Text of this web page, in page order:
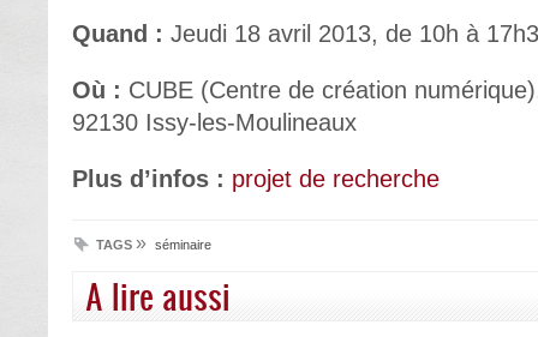
Quand : Jeudi 18 avril 2013, de 10h à
Où : CUBE (Centre de création
92130 Issy-les-Moulineaux
Plus d’infos : projet de recherche
TAGS » séminaire
A lire aussi